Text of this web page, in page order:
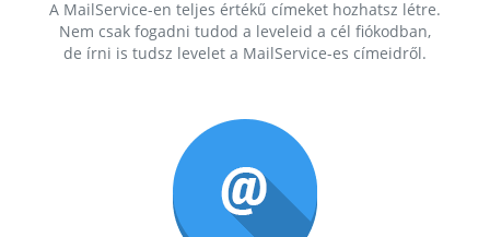
A MailService-en teljes értékű címeket hozhatsz létre.
Nem csak fogadni tudod a leveleid a cél fiókodban,
de írni is tudsz levelet a MailService-es címeidről.